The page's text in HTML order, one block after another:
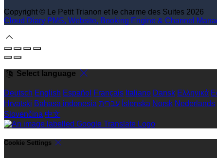
Copyright ©
Le Petit Trianon et le charme des Suites 2026
Cloud Diary PMS, Website, Booking Engine & Channel
Select language
Deutsch English Español Français Italiano Dansk Ελληνικά
Hrvatski Bahasa indonesia עברית Íslenska Norsk Nederlands
Slovenčina 中文
Cookie Settings